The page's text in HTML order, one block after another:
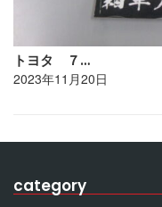
トヨタ ７…
2023年11月20日
category